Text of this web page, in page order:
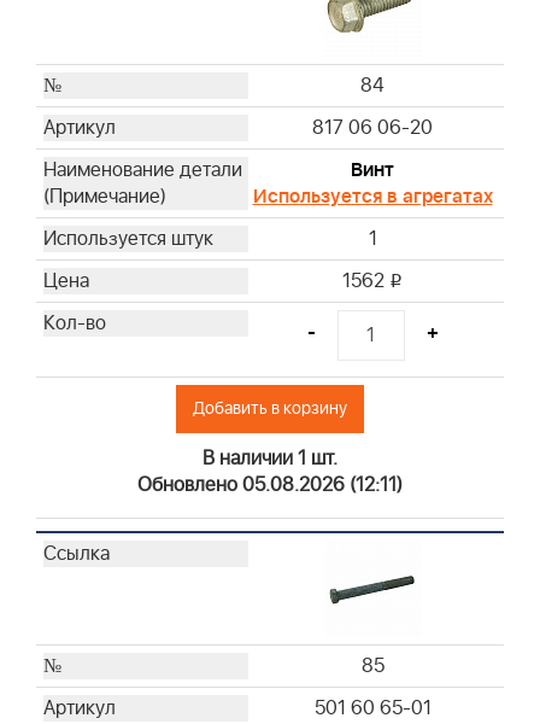
84
817 06 06-20
Винт
Используется в агрегатах
1
1562 i
- +
Добавить в корзину
В наличии 1 шт.
Обновлено 05.08.2026 (12:11)
85
501 60 65-01